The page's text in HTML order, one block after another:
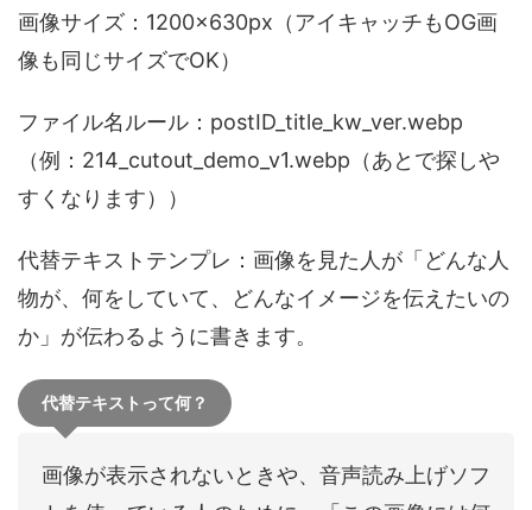
画像サイズ：1200×630px（アイキャッチもOG画
像も同じサイズでOK）
ファイル名ルール：postID_title_kw_ver.webp
（例：214_cutout_demo_v1.webp（あとで探しや
すくなります））
代替テキストテンプレ：画像を見た人が「どんな人
物が、何をしていて、どんなイメージを伝えたいの
か」が伝わるように書きます。
代替テキストって何？
画像が表示されないときや、音声読み上げソフ